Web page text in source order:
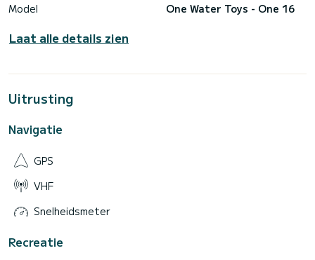
Model
One Water Toys - One 16
Laat alle details zien
Uitrusting
Navigatie
GPS
VHF
Snelheidsmeter
Recreatie